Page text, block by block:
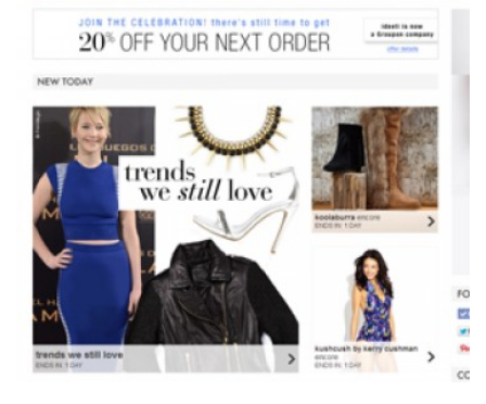
如同ASOS最新的聲明指出的那樣，因為消防隊員的幫
忙，迅速撲滅火勢，保住了廠房的三四樓，並且無人傷
亡，該物流中心也未付之一炬，其中